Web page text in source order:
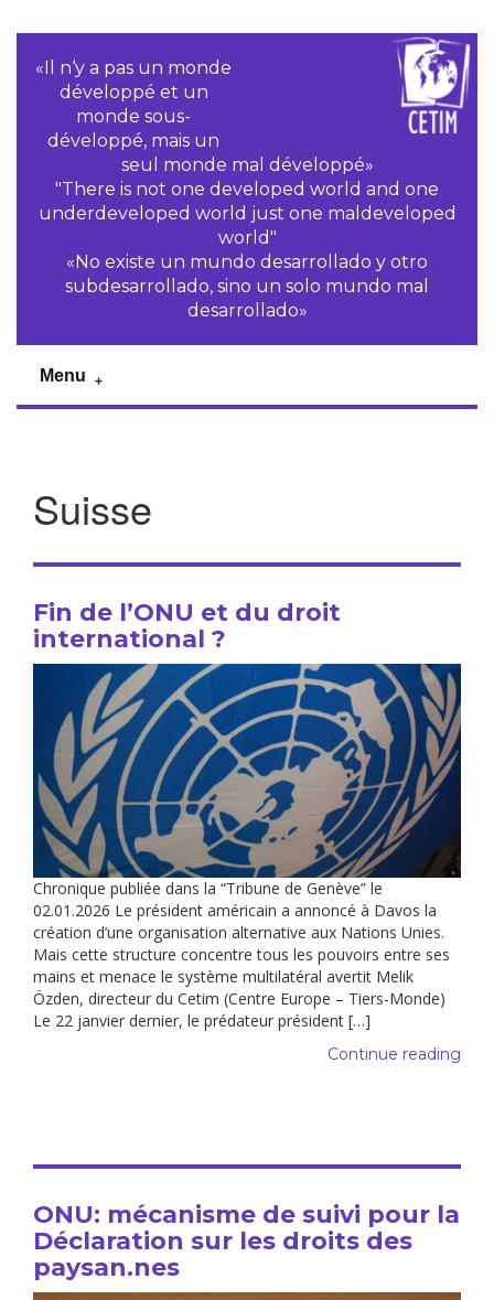
«Il n‘y a pas un monde
développé et un
monde sous-
développé, mais un
seul monde mal développé»
"There is not one developed world and one
underdeveloped world just one maldeveloped
world"
«No existe un mundo desarrollado y otro
subdesarrollado, sino un solo mundo mal
desarrollado»
Menu
Suisse
Fin de l’ONU et du droit
international ?
Chronique publiée dans la “Tribune de Genève” le
02.01.2026 Le président américain a annoncé à Davos la
création d’une organisation alternative aux Nations Unies.
Mais cette structure concentre tous les pouvoirs entre ses
mains et menace le système multilatéral avertit Melik
Özden, directeur du Cetim (Centre Europe – Tiers-Monde)
Le 22 janvier dernier, le prédateur président […]
Continue reading
ONU: mécanisme de suivi pour la
Déclaration sur les droits des
paysan.nes